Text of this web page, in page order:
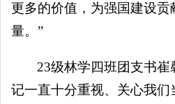
更多的价值，为强国建设贡
量。”
23级林学四班团支书崔
记一直十分重视、关心我